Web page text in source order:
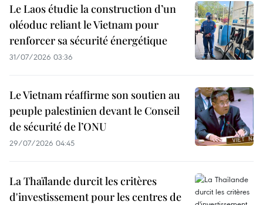
Le Laos étudie la construction d’un
oléoduc reliant le Vietnam pour
renforcer sa sécurité énergétique
31/07/2026 03:36
Le Vietnam réaffirme son soutien au
peuple palestinien devant le Conseil
de sécurité de l’ONU
29/07/2026 04:45
La Thaïlande durcit les critères
d'investissement pour les centres de